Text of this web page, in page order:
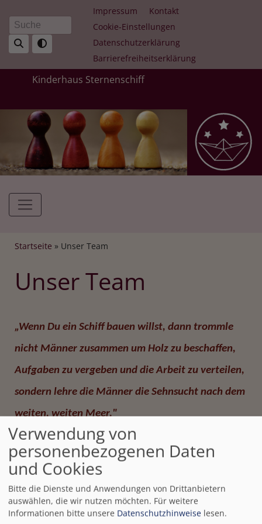
zum
Inhalt
Suche
Fußbereichsmenü
Impressum
Kontakt
Cookie-Einstellungen
Datenschutzerklärung
Barrierefreiheitserklärung
Kinderhaus Sternenschiff
Hauptnavigation
Breadcrumb
Startseite Unser Team
Unser Team
„Wenn Du ein Schiff bauen willst, dann trommle
nicht Männer zusammen um Holz zu beschaffen,
Aufgaben zu vergeben und die Arbeit zu verteilen,
sondern lehre die Männer die Sehnsucht nach dem
weiten, weiten Meer."
Antoine de Saint-Exupery
In unserem Team arbeiten zur Zeit sechs staatlich
anerkannte/r Erzieher/innen ( Bachelor Professional
Verwendung von
personenbezogenen Daten
und Cookies
Bitte die Dienste und Anwendungen von Drittanbietern
auswählen, die wir nutzen möchten. Für weitere
Informationen bitte unsere Datenschutzhinweise lesen.